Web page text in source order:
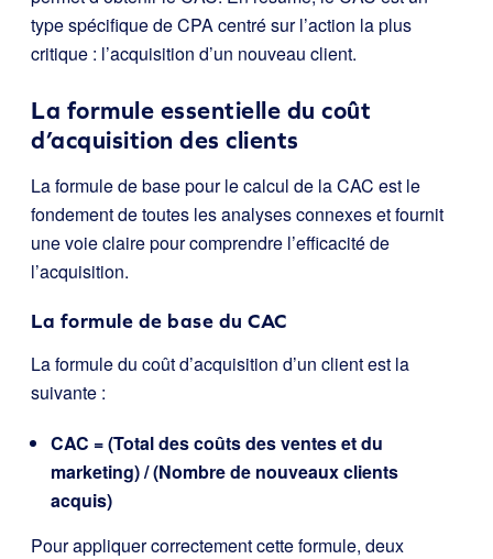
type spécifique de CPA centré sur l’action la plus
critique : l’acquisition d’un nouveau client.
La formule essentielle du coût
d’acquisition des clients
La formule de base pour le calcul de la CAC est le
fondement de toutes les analyses connexes et fournit
une voie claire pour comprendre l’efficacité de
l’acquisition.
La formule de base du CAC
La formule du coût d’acquisition d’un client est la
suivante :
CAC = (Total des coûts des ventes et du
marketing) / (Nombre de nouveaux clients
acquis)
Pour appliquer correctement cette formule, deux